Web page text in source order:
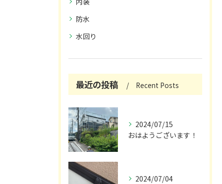
防水
水回り
最近の投稿 Recent Posts
2024/07/15
おはようございます！
2024/07/04